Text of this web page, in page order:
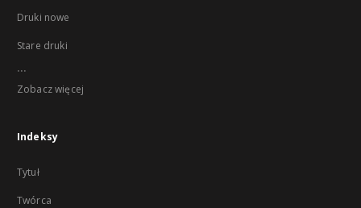
Druki nowe
Stare druki
...
Zobacz więcej
Indeksy
Tytuł
Twórca